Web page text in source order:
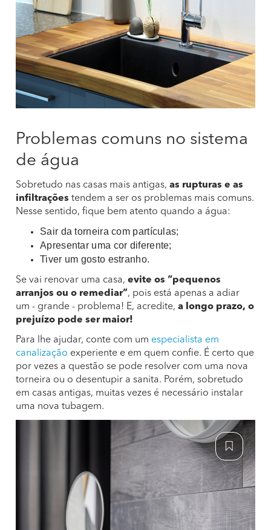
Problemas comuns no sistema
de água
Sobretudo nas casas mais antigas, as rupturas e as
infiltrações tendem a ser os problemas mais comuns.
Nesse sentido, fique bem atento quando a água:
Sair da torneira com partículas;
Apresentar uma cor diferente;
Tiver um gosto estranho.
Se vai renovar uma casa, evite os “pequenos
arranjos ou o remediar”, pois está apenas a adiar
um - grande - problema! E, acredite, a longo prazo, o
prejuízo pode ser maior!
Para lhe ajudar, conte com um especialista em
canalização experiente e em quem confie. É certo que
por vezes a questão se pode resolver com uma nova
torneira ou o desentupir a sanita. Porém, sobretudo
em casas antigas, muitas vezes é necessário instalar
uma nova tubagem.